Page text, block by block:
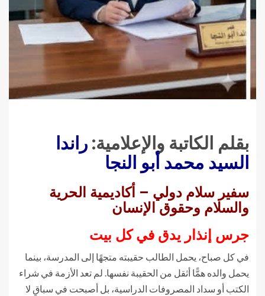
بقلم الكاتبة والإعلامية:راندا
السيد محمد أبو النجا
سفير سلام دولي – أكاديمية الحرية
والسلام وحقوق الإنسان
جرس إنذار يدق في كل بيت
في كل صباح، يحمل الطالب حقيبته متجهًا إلى المدرسة، بينما
يحمل والده همًّا أثقل من الحقيبة نفسها. لم تعد الأزمة في شراء
الكتب أو سداد المصروفات الدراسية، بل أصبحت في سباقٍ لا